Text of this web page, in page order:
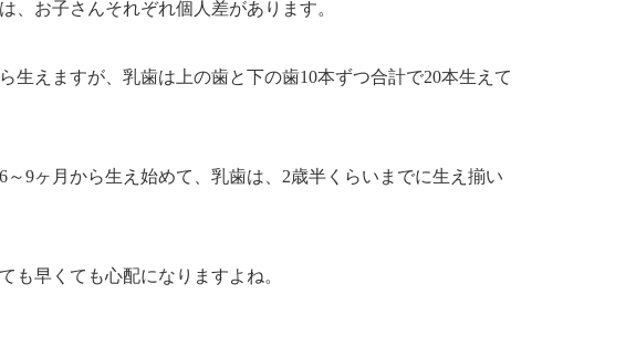
、お子さんそれぞれ個人差があります。
生えますが、乳歯は上の歯と下の歯10本ずつ合計で20本生えて
～9ヶ月から生え始めて、乳歯は、2歳半くらいまでに生え揃い
も早くても心配になりますよね。